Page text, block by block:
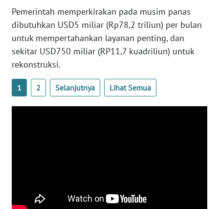
Pemerintah memperkirakan pada musim panas
dibutuhkan USD5 miliar (Rp78,2 triliun) per bulan
untuk mempertahankan layanan penting, dan
sekitar USD750 miliar (RP11,7 kuadriliun) untuk
rekonstruksi.
1 2 Selanjutnya Lihat Semua
PAPUA
WN
BARAT
WN
RIAU
SULTRA